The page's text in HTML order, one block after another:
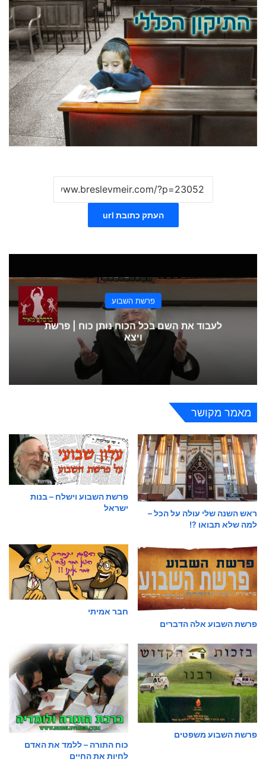
העתק כתובת url
פרשת השבוע
לעבוד את השם בכל הכוח נותן כוח | פרשת
ויצא
מאמר מקושר
ראש השנה שלי עולה על הכל –
למה שלא תבואו ?!
פרשת השבוע וישלח – בנות
ישראל
פרשת השבוע אלה הדברים
חבר אמיתי
פרשת השבוע משפטים
כוח התורה – ללמד את האדם
לחיות את החיים